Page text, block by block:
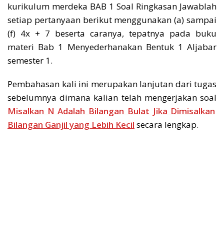
kurikulum merdeka BAB 1 Soal Ringkasan Jawablah
setiap pertanyaan berikut menggunakan (a) sampai
(f) 4x + 7 beserta caranya, tepatnya pada buku
materi Bab 1 Menyederhanakan Bentuk 1 Aljabar
semester 1.
Pembahasan kali ini merupakan lanjutan dari tugas
sebelumnya dimana kalian telah mengerjakan soal
Misalkan N Adalah Bilangan Bulat Jika Dimisalkan
Bilangan Ganjil yang Lebih Kecil secara lengkap.